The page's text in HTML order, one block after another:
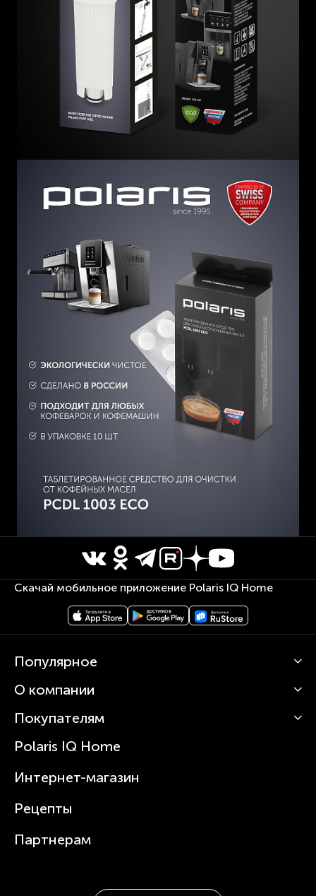
Скачай мобильное приложение Polaris IQ Home
Популярное
Кофемашины
Вертикальные пылесосы
Зубные щетки и ирригаторы
Увлажнители
Посуда
О компании
О Polaris
Статьи
Покупателям
Сервисные центры
Где купить
Polaris IQ Home
Интернет-магазин
Рецепты
Партнерам